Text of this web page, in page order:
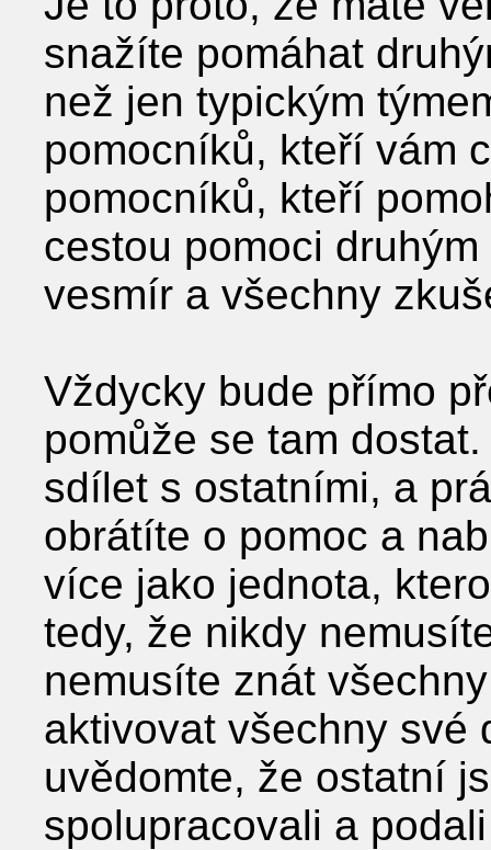
snažíte pomáhat
než jen typickým
pomocníků, kteří vám
pomocníků, kteří
cestou pomoci
vesmír a všechny
Vždycky bude přímo
pomůže se tam
sdílet s ostatními, a
obrátíte o pomoc a
více jako jednota,
tedy, že nikdy
nemusíte znát
aktivovat všechny své
uvědomte, že ostatní
spolupracovali a